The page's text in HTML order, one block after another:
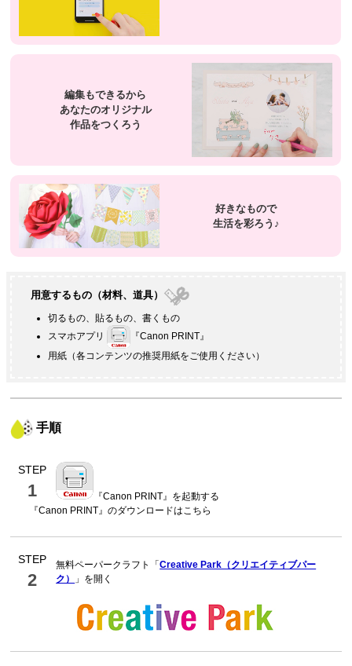
編集もできるから
あなたのオリジナル
作品をつくろう
好きなもので
生活を彩ろう♪
用意するもの（材料、道具）
切るもの、貼るもの、書くもの
スマホアプリ
『Canon PRINT 』
用紙（各コンテンツの推奨用紙をご使用ください）
手順
STEP
1 『Canon PRINT 』を起動する
『Canon PRINT 』のダウンロードはこちら
STEP
2
無料ペーパークラフト「Creative Park（クリエイティブパー
ク）
」を開く